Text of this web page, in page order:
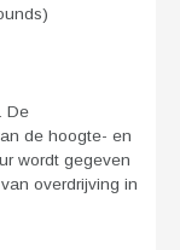
De
de hoogte- en
wordt gegeven
overdrijving in